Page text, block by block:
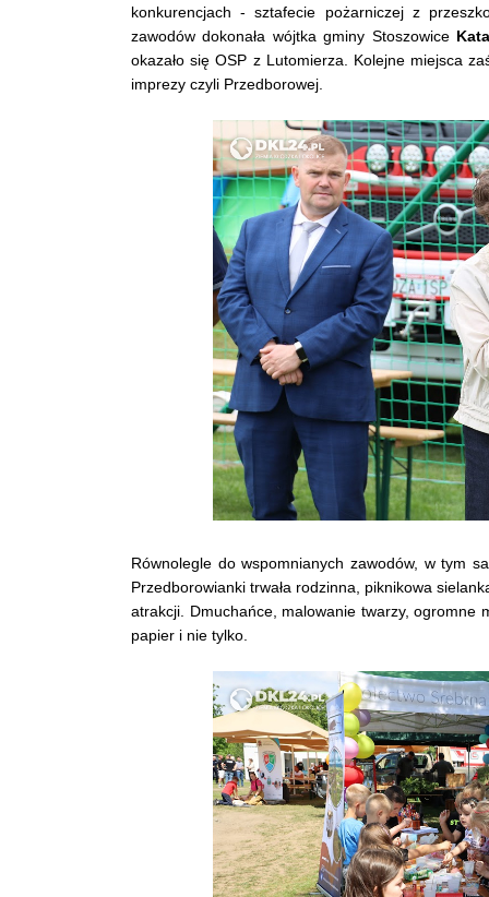
konkurencjach - sztafecie pożarniczej z
zawodów dokonała wójtka gminy Stoszowice
okazało się OSP z Lutomierza. Kolejne miejsca
imprezy czyli Przedborowej.
Równolegle do wspomnianych zawodów, w tym
Przedborowianki trwała rodzinna, piknikowa
atrakcji. Dmuchańce, malowanie twarzy, ogromne
papier i nie tylko.